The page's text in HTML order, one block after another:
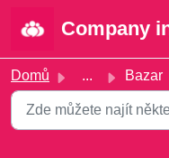
Domů ... Bazar